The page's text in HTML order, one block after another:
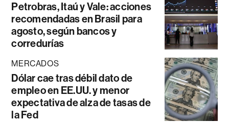
Petrobras, Itaú y Vale: acciones
recomendadas en Brasil para
agosto, según bancos y
corredurías
MERCADOS
Dólar cae tras débil dato de
empleo en EE.UU. y menor
expectativa de alza de tasas de
la Fed